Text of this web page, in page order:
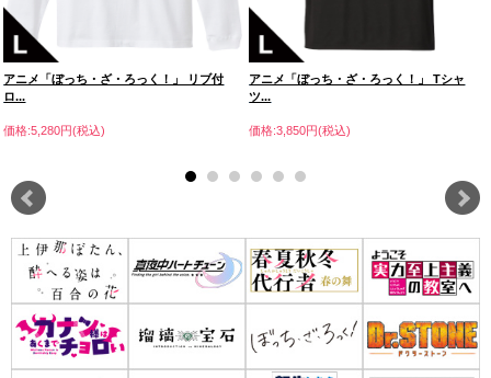
アニメ「ぼっち・ざ・ろっく！」 リブ付
ロ...
価格:5,280円(税込)
アニメ「ぼっち・ざ・ろっく！」 Tシャ
ツ...
価格:3,850円(税込)